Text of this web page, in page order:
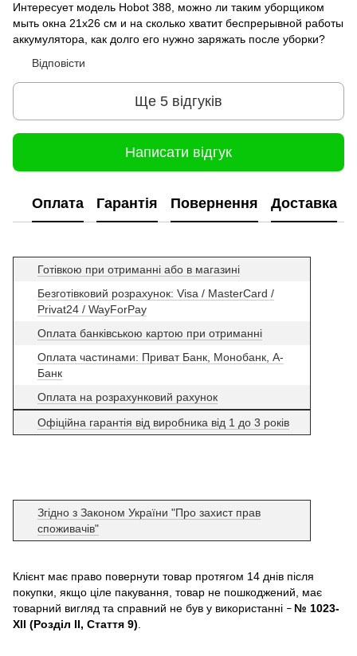
Интересует модель Hobot 388, можно ли таким уборщиком
мыть окна 21х26 см и на сколько хватит беспрерывной работы
аккумулятора, как долго его нужно заряжать после уборки?
Відповісти
Ще 5 відгуків
Написати відгук
Оплата Гарантія Повернення Доставка
Готівкою при отриманні або в магазині
Безготівковий розрахунок: Visa / MasterCard /
Privat24 / WayForPay
Оплата банківською картою при отриманні
Оплата частинами: Приват Банк, Монобанк, А-
Банк
Оплата на розрахунковий рахунок
Офіційна гарантія від виробника від 1 до 3 років
Згідно з Законом України "Про захист прав
споживачів"
Клієнт має право повернути товар протягом 14 днів після
покупки, якщо ціле пакування, товар не пошкоджений, має
товарний вигляд та справний не був у використанні – № 1023-
XII (Розділ II, Стаття 9)